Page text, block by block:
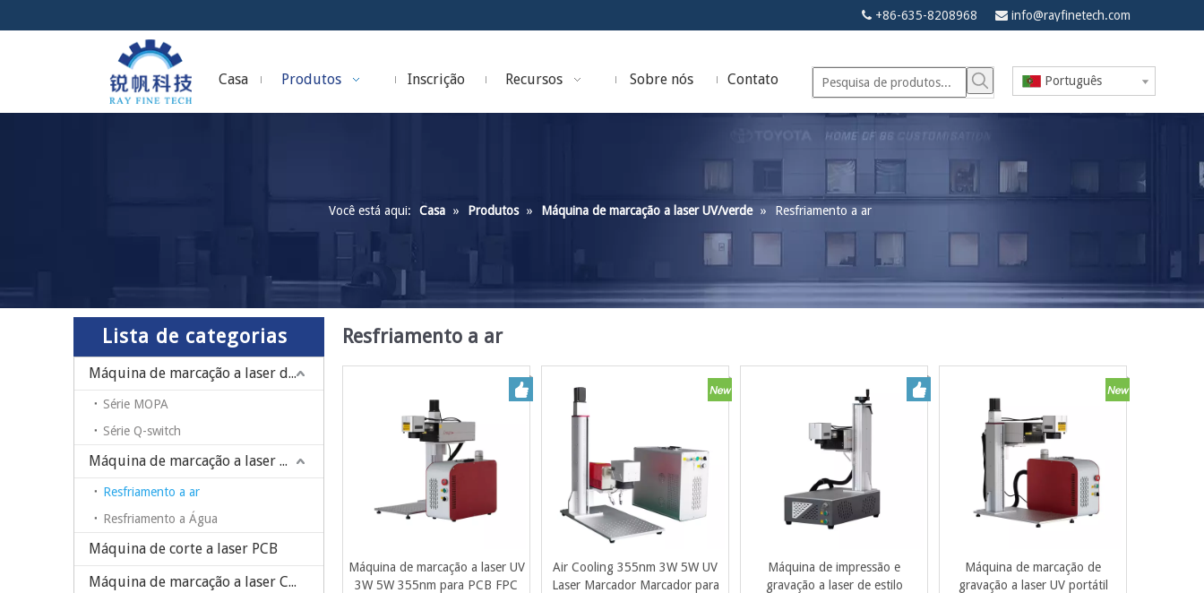
 +86-635-8208968  info@rayfinetech.com
Casa Produtos Inscrição Recursos Sobre nós Contato Português
Você está aqui: Casa » Produtos » Máquina de marcação a laser UV/verde » Resfriamento a ar
Lista de categorias
Máquina de marcação a laser de fibra
Série MOPA
Série Q-switch
Máquina de marcação a laser UV/verde
Resfriamento a ar
Resfriamento a Água
Máquina de corte a laser PCB
Máquina de marcação a laser CO2
Resfriamento a ar
Máquina de marcação a laser UV
3W 5W 355nm para PCB FPC
Air Cooling 355nm 3W 5W UV
Laser Marcador Marcador para
Máquina de impressão e
gravação a laser de estilo
Máquina de marcação de
gravação a laser UV portátil